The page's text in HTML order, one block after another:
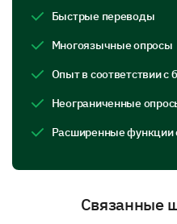
Explains complex
Provides accurate
Applies subject
Communication
Please rate your tutor
Быстрые переводы
Многоязычные опросы
Опыт в соответствии с
Неограниченные
Расширенные функции
Связанные